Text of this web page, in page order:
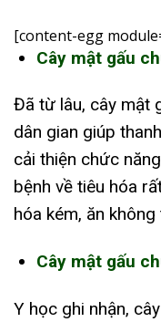
[content-egg
Cây mật gấu
Đã từ lâu, cây mật
dân gian giúp
cải thiện chức
bệnh về tiêu hóa
hóa kém, ăn không
Cây mật gấu
Y học ghi nhận,